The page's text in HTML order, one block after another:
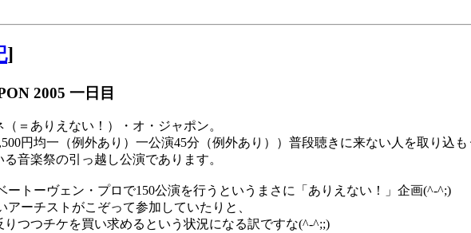
]
2005 一日目
＝ありえない！）・オ・ジャポン。
円均一（例外あり）一公演45分（例外あり））普段聴きに来ない人を取り込
音楽祭の引っ越し公演であります。
ートーヴェン・プロで150公演を行うというまさに「ありえない！」企画(^-^;)
ーチストがこぞって参加していたりと、
つつチケを買い求めるという状況になる訳ですな(^-^;;)